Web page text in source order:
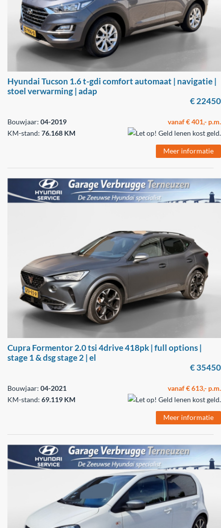
Hyundai Tucson 1.6 t-gdi comfort automaat | navigatie |
stoel verwarming | adap
€ 22450
Bouwjaar: 04-2019
KM-stand: 76.168 KM
vanaf € 401,- p.m.
Meer informatie
Cupra Formentor 2.0 tsi 4drive 418pk | full options |
stage 1 & dsg stage 2 | el
€ 35450
Bouwjaar: 04-2021
KM-stand: 69.119 KM
vanaf € 613,- p.m.
Meer informatie